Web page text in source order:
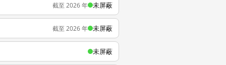
截至 2026 年 未屏蔽
截至 2026 年 未屏蔽
未屏蔽